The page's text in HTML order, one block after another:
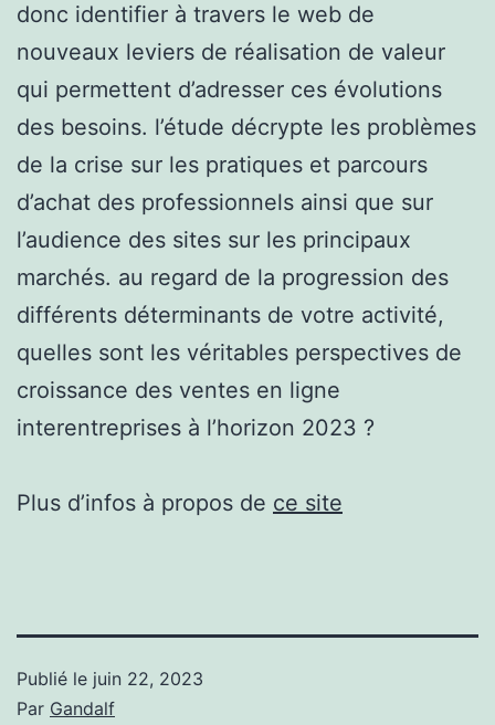
donc identifier à travers le web de
nouveaux leviers de réalisation de valeur
qui permettent d’adresser ces évolutions
des besoins. l’étude décrypte les problèmes
de la crise sur les pratiques et parcours
d’achat des professionnels ainsi que sur
l’audience des sites sur les principaux
marchés. au regard de la progression des
différents déterminants de votre activité,
quelles sont les véritables perspectives de
croissance des ventes en ligne
interentreprises à l’horizon 2023 ?
Plus d’infos à propos de ce site
Publié le juin 22, 2023
Par Gandalf